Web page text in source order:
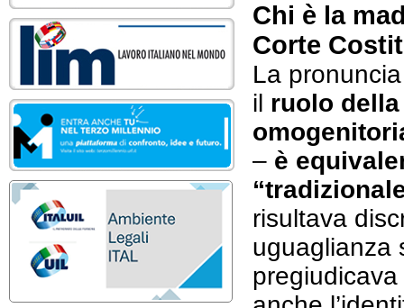
Chi è la
Corte
La
il ruolo
– è
risultava
uguaglianza